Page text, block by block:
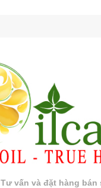
Tư vấn và đặt hàng bán